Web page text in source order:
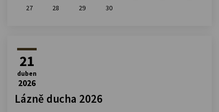
27
28 29 30
21
duben
2026
Lázně ducha 2026